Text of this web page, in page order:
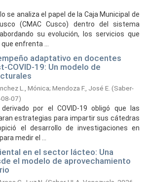
se analiza el papel de la Caja Municipal de
(CMAC Cusco) dentro del sistema
su evolución, los servicios que
enfrenta ...
adaptativo en docentes
COVID-19: Un modelo de
L., Mónica; Mendoza F., José E. (Saber-
07)
por el COVID-19 obligó que las
estrategias para impartir sus cátedras
el desarrollo de investigaciones en
medir el ...
en el sector lácteo: Una
el modelo de aprovechamiento